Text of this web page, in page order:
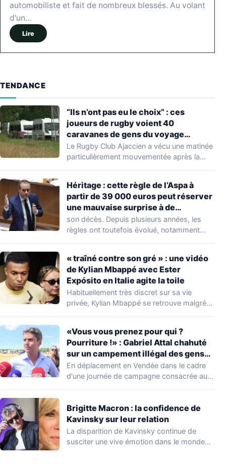
automobiliste et fait de nombreux blessés. Au volant
d'un…
Lire
TENDANCE
“Ils n’ont pas eu le choix” : ces
joueurs de rugby voient 40
caravanes de gens du voyage
s’installer dans leur stade, ils les
délogent en moins d’1 heure
Le Rugby Club Ajaccien a vécu une matinée
particulièrement mouvementée après la
Héritage : cette règle de l’Aspa à
partir de 39 000 euros peut réserver
une mauvaise surprise à de
nombreuses familles
son décès. Depuis plusieurs années, les
règles ont toutefois évolué, notamment
« traîné contre son gré » : une vidéo
de Kylian Mbappé avec Ester
Expósito en Italie agite la toile
Habituellement très discret sur sa vie
privée, Kylian Mbappé se retrouve malgré
«Vous vous prenez pour qui ?
Pourriture !» : Gabriel Attal chahuté
sur un campement illégal des gens
du voyage
En déplacement en Vendée dans le cadre
d'une journée de campagne consacrée aux
Brigitte Macron : la confidence de
Kavinsky sur leur relation
La disparition de Kavinsky continue de
susciter une vive émotion dans le monde